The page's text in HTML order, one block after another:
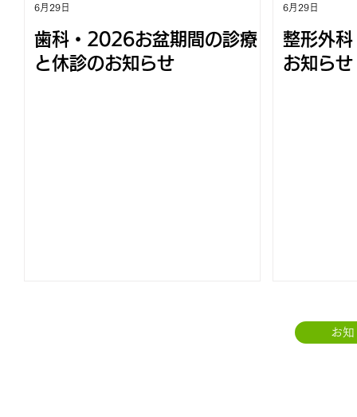
歯科・2026お盆期間の診療
と休診のお知らせ
6月29日
整形外
お知
6月29日
お